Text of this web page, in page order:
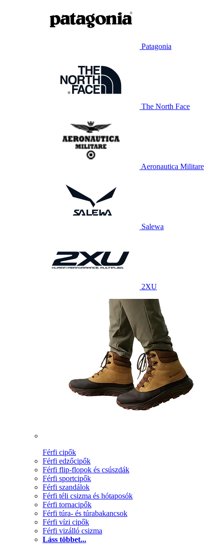
Patagonia
The North Face
Aeronautica Militare
Salewa
2XU
Férfi cipők
Férfi edzőcipők
Férfi flip-flopok és csúszdák
Férfi sportcipők
Férfi szandálok
Férfi téli csizma és hótaposók
Férfi tornacipők
Férfi túra- és túrabakancsok
Férfi vízi cipők
Férfi vizálló csizma
Láss többet...